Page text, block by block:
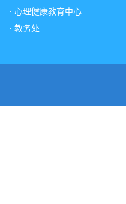
· 心理健康教育中心
· 教务处